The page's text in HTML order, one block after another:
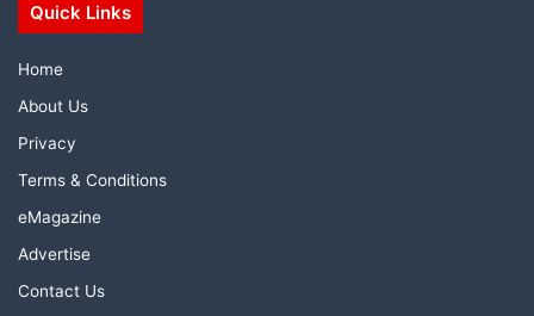
Quick Links
Home
About Us
Privacy
Terms & Conditions
eMagazine
Advertise
Contact Us